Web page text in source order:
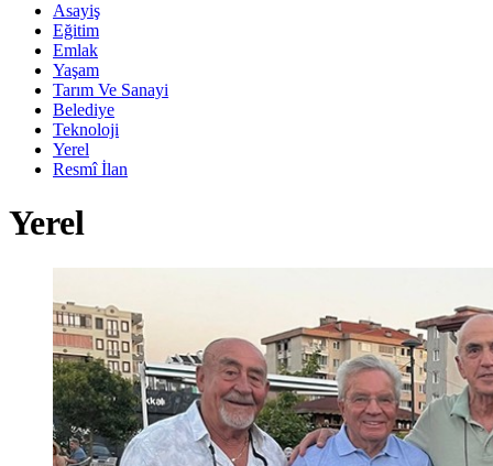
Asayiş
Eğitim
Emlak
Yaşam
Tarım Ve Sanayi
Belediye
Teknoloji
Yerel
Resmî İlan
Yerel